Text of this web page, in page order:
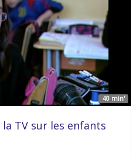
40 min'
TV sur les enfants